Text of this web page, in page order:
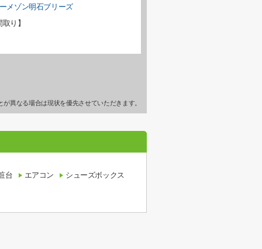
り】
異なる場合は現状を優先させていただきます。
台 エアコン シューズボックス